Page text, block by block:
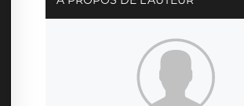
également le droit d’introduire une
d’une autorité de contrôle.